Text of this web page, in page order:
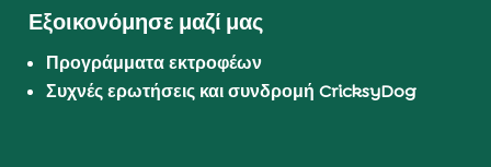
Εξοικονόμησε μαζί μας
Προγράμματα εκτροφέων
Συχνές ερωτήσεις και συνδρομή CricksyDog